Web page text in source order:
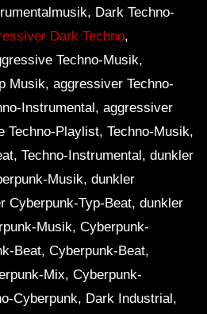
Dark Techno-
Dark Techno,
Techno-Musik,
Musik, aggressiver Techno-
Instrumental, aggressiver
Techno-Playlist, Techno-Musik,
Techno-Instrumental, dunkler
Musik, dunkler
Cyberpunk-Typ-Beat, dunkler
Musik, Cyberpunk-
Beat, Cyberpunk-Beat,
Mix, Cyberpunk-
Cyberpunk, Dark Industrial,